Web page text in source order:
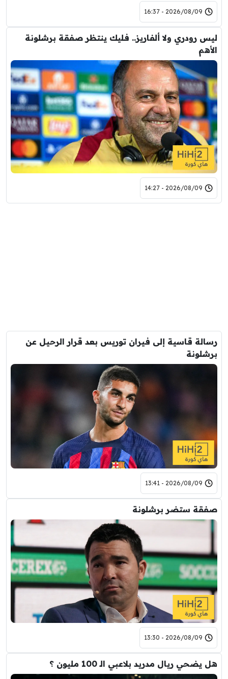
2026/08/09 - 16:37
ليس رودري ولا ألفاريز.. فليك ينتظر صفقة برشلونة
الأهم
2026/08/09 - 14:27
رسالة قاسية إلى فيران توريس بعد قرار الرحيل عن
برشلونة
2026/08/09 - 13:41
صفقة ستضر برشلونة
2026/08/09 - 13:30
هل يضحي ريال مدريد بلاعبي الـ 100 مليون ؟